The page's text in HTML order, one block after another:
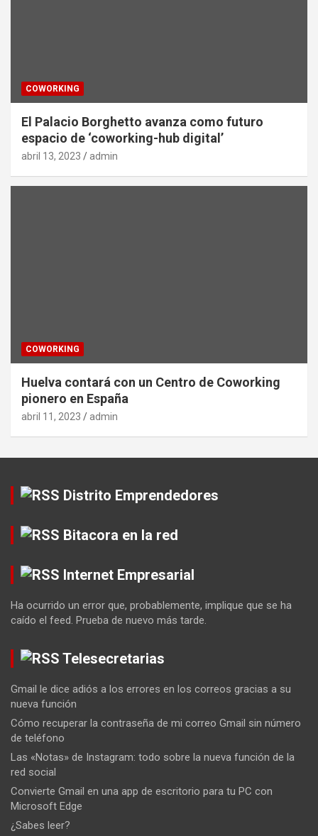
COWORKING
El Palacio Borghetto avanza como futuro
espacio de ‘coworking-hub digital’
abril 13, 2023 admin
COWORKING
Huelva contará con un Centro de Coworking
pionero en España
abril 11, 2023 admin
Distrito Emprendedores
Bitacora en la red
Internet Empresarial
Ha ocurrido un error que, probablemente, implique que se ha
caído el feed. Prueba de nuevo más tarde.
Telesecretarias
Gmail le dice adiós a los errores en los correos gracias a su
nueva función
Cómo recuperar la contraseña de mi correo Gmail sin número
de teléfono
Las «Notas» de Instagram: todo sobre la nueva función de la
red social
Convierte Gmail en una app de escritorio para tu PC con
Microsoft Edge
¿Sabes leer?